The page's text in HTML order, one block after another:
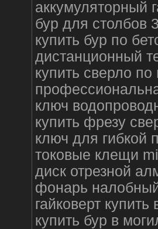
аккумуляторный
бур для столбов
купить бур по
дистанционный
купить сверло
ключ
купить фрезу
ключ для гибкой
токовые клещи
диск отрезной
фонарь
гайковерт купить
купить бур в